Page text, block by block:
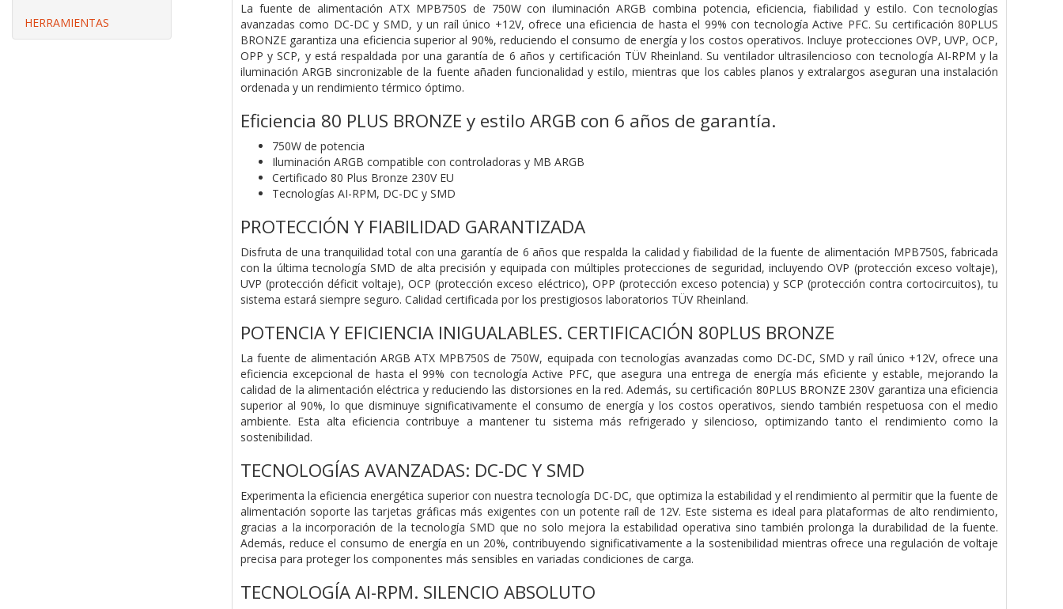
HERRAMIENTAS
La fuente de alimentación ATX MPB750S de 750W con iluminación ARGB combina potencia, eficiencia, fiabilidad y estilo. Con tecnologías
avanzadas como DC-DC y SMD, y un raíl único +12V, ofrece una eficiencia de hasta el 99% con tecnología Active PFC. Su certificación 80PLUS
BRONZE garantiza una eficiencia superior al 90%, reduciendo el consumo de energía y los costos operativos. Incluye protecciones OVP, UVP, OCP,
OPP y SCP, y está respaldada por una garantía de 6 años y certificación TÜV Rheinland. Su ventilador ultrasilencioso con tecnología AI-RPM y la
iluminación ARGB sincronizable de la fuente añaden funcionalidad y estilo, mientras que los cables planos y extralargos aseguran una instalación
ordenada y un rendimiento térmico óptimo.
Eficiencia 80 PLUS BRONZE y estilo ARGB con 6 años de garantía.
750W de potencia
Iluminación ARGB compatible con controladoras y MB ARGB
Certificado 80 Plus Bronze 230V EU
Tecnologías AI-RPM, DC-DC y SMD
PROTECCIÓN Y FIABILIDAD GARANTIZADA
Disfruta de una tranquilidad total con una garantía de 6 años que respalda la calidad y fiabilidad de la fuente de alimentación MPB750S, fabricada
con la última tecnología SMD de alta precisión y equipada con múltiples protecciones de seguridad, incluyendo OVP (protección exceso voltaje),
UVP (protección déficit voltaje), OCP (protección exceso eléctrico), OPP (protección exceso potencia) y SCP (protección contra cortocircuitos), tu
sistema estará siempre seguro. Calidad certificada por los prestigiosos laboratorios TÜV Rheinland.
POTENCIA Y EFICIENCIA INIGUALABLES. CERTIFICACIÓN 80PLUS BRONZE
La fuente de alimentación ARGB ATX MPB750S de 750W, equipada con tecnologías avanzadas como DC-DC, SMD y raíl único +12V, ofrece una
eficiencia excepcional de hasta el 99% con tecnología Active PFC, que asegura una entrega de energía más eficiente y estable, mejorando la
calidad de la alimentación eléctrica y reduciendo las distorsiones en la red. Además, su certificación 80PLUS BRONZE 230V garantiza una eficiencia
superior al 90%, lo que disminuye significativamente el consumo de energía y los costos operativos, siendo también respetuosa con el medio
ambiente. Esta alta eficiencia contribuye a mantener tu sistema más refrigerado y silencioso, optimizando tanto el rendimiento como la
sostenibilidad.
TECNOLOGÍAS AVANZADAS: DC-DC Y SMD
Experimenta la eficiencia energética superior con nuestra tecnología DC-DC, que optimiza la estabilidad y el rendimiento al permitir que la fuente de
alimentación soporte las tarjetas gráficas más exigentes con un potente raíl de 12V. Este sistema es ideal para plataformas de alto rendimiento,
gracias a la incorporación de la tecnología SMD que no solo mejora la estabilidad operativa sino también prolonga la durabilidad de la fuente.
Además, reduce el consumo de energía en un 20%, contribuyendo significativamente a la sostenibilidad mientras ofrece una regulación de voltaje
precisa para proteger los componentes más sensibles en variadas condiciones de carga.
TECNOLOGÍA AI-RPM. SILENCIO ABSOLUTO